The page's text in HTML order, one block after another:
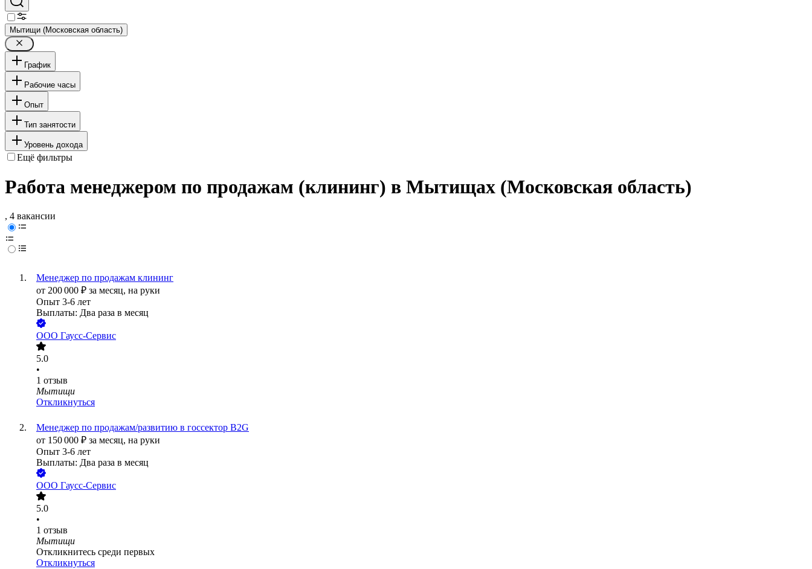
Мытищи (Московская область)
График
Рабочие часы
Опыт
Тип занятости
Уровень дохода
Ещё фильтры
Работа менеджером по продажам (клининг) в Мытищах (Московская область)
, 4 вакансии
Менеджер по продажам клининг
от 200 000 ₽ за месяц, на руки
Опыт 3-6 лет
Выплаты: Два раза в месяц
ООО Гаусс-Сервис
5.0
•
1 отзыв
Мытищи
Откликнуться
Менеджер по продажам/развитию в госсектор B2G
от 150 000 ₽ за месяц, на руки
Опыт 3-6 лет
Выплаты: Два раза в месяц
ООО Гаусс-Сервис
5.0
•
1 отзыв
Мытищи
Откликнитесь среди первых
Откликнуться